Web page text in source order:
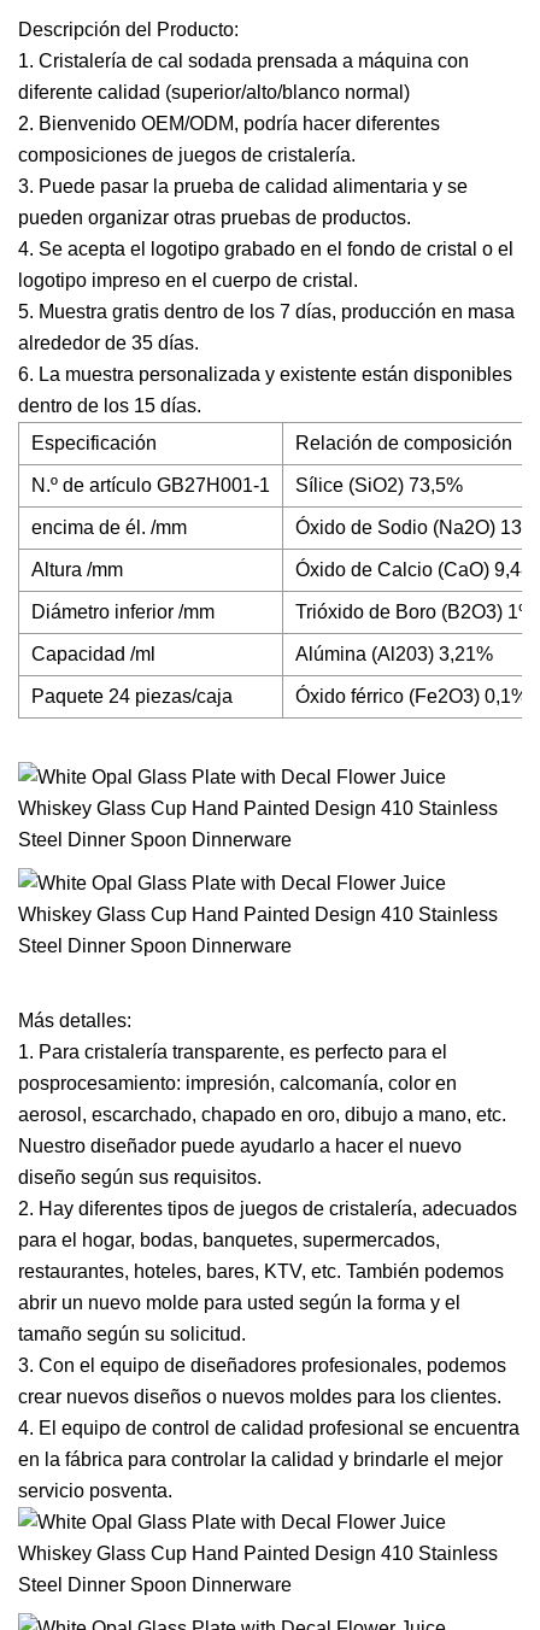
Descripción del Producto:
1. Cristalería de cal sodada prensada a máquina con
diferente calidad (superior/alto/blanco normal)
2. Bienvenido OEM/ODM, podría hacer diferentes
composiciones de juegos de cristalería.
3. Puede pasar la prueba de calidad alimentaria y se
pueden organizar otras pruebas de productos.
4. Se acepta el logotipo grabado en el fondo de cristal o el
logotipo impreso en el cuerpo de cristal.
5. Muestra gratis dentro de los 7 días, producción en masa
alrededor de 35 días.
6. La muestra personalizada y existente están disponibles
dentro de los 15 días.
Especificación
Relación de composición
N.º de artículo GB27H001-1 Sílice (SiO2) 73,5%
encima de él. /mm Óxido de Sodio (Na2O)
Altura /mm Óxido de Calcio (CaO)
Diámetro inferior /mm Trióxido de Boro (B2O3) 1%
Capacidad /ml Alúmina (Al203) 3,21%
Paquete 24 piezas/caja Óxido férrico (Fe2O3) 0,1%
Más detalles:
1. Para cristalería transparente, es perfecto para el
posprocesamiento: impresión, calcomanía, color en
aerosol, escarchado, chapado en oro, dibujo a mano, etc.
Nuestro diseñador puede ayudarlo a hacer el nuevo
diseño según sus requisitos.
2. Hay diferentes tipos de juegos de cristalería, adecuados
para el hogar, bodas, banquetes, supermercados,
restaurantes, hoteles, bares, KTV, etc. También podemos
abrir un nuevo molde para usted según la forma y el
tamaño según su solicitud.
3. Con el equipo de diseñadores profesionales, podemos
crear nuevos diseños o nuevos moldes para los clientes.
4. El equipo de control de calidad profesional se encuentra
en la fábrica para controlar la calidad y brindarle el mejor
servicio posventa.